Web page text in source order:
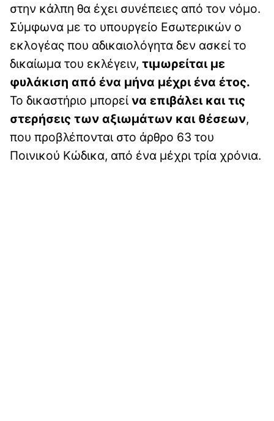
στην κάλπη θα έχει συνέπειες από τον νόμο.
Σύμφωνα με το υπουργείο Εσωτερικών ο
εκλογέας που αδικαιολόγητα δεν ασκεί το
δικαίωμα του εκλέγειν, τιμωρείται με
φυλάκιση από ένα μήνα μέχρι ένα έτος.
Το δικαστήριο μπορεί να επιβάλει και τις
στερήσεις των αξιωμάτων και θέσεων,
που προβλέπονται στο άρθρο 63 του
Ποινικού Κώδικα, από ένα μέχρι τρία χρόνια.